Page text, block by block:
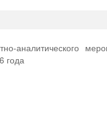
аналитического
года